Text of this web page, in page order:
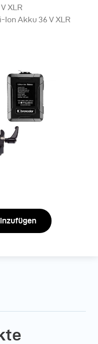
XLR
Akku 36 V XLR